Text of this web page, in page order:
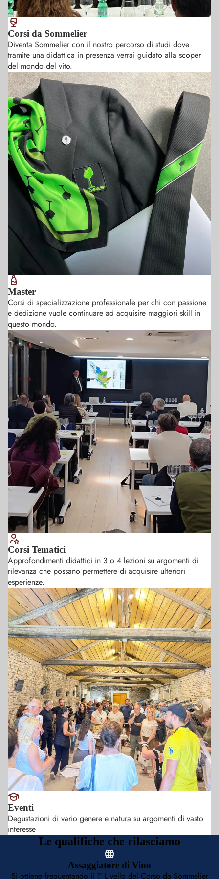
Corsi da Sommelier
Diventa Sommelier con il nostro percorso di studi dove
tramite una didattica in presenza verrai guidato alla scoper
del mondo del vito.
Master
Corsi di specializzazione professionale per chi con passione
e dedizione vuole continuare ad acquisire maggiori skill in
questo mondo.
Corsi Tematici
Approfondimenti didattici in 3 o 4 lezioni su argomenti di
rilevanza che possano permettere di acquisire ulteriori
esperienze.
Eventi
Degustazioni di vario genere e natura su argomenti di vasto
interesse
Le qualifiche che rilasciamo
Assaggiatore di Vino
Si ottiene frequentando il 1° Livello del Corso da Sommelier